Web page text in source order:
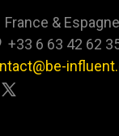
France & Espagne
+33 6 63 42 62